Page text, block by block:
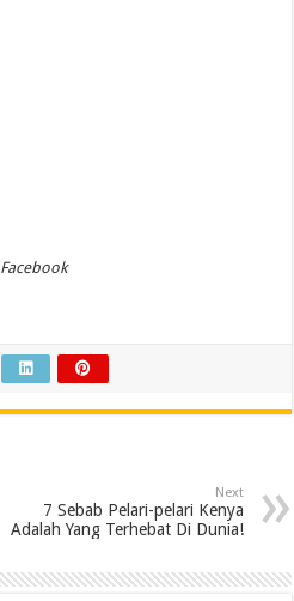
Facebook
Next
7 Sebab Pelari-pelari Kenya
Adalah Yang Terhebat Di Dunia!